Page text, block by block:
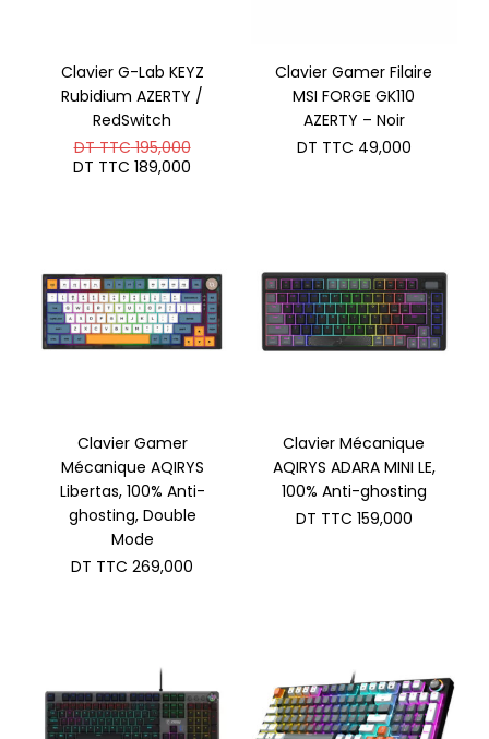
Clavier G-Lab KEYZ
Rubidium AZERTY /
RedSwitch
DT TTC195,000Le
prix
DT TTC 189,000
Clavier Gamer Filaire
MSI FORGE GK110
AZERTY – Noir
DT TTC 49,000
Clavier Gamer
Mécanique AQIRYS
Libertas, 100% Anti-
ghosting, Double
Mode
DT TTC 269,000
Clavier Mécanique
AQIRYS ADARA MINI LE,
100% Anti-ghosting
DT TTC 159,000